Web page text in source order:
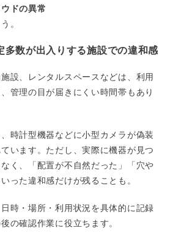
ドの異常
。
数が出入りする施設での違和感
設、レンタルスペースなどは、利用
管理の目が届きにくい時間帯もあり
時計型機器などに小型カメラが偽装
います。ただし、実際に機器が見つ
く、「配置が不自然だった」「穴や
った違和感だけが残ることも。
時・場所・利用状況を具体的に記録
の確認作業に役立ちます。